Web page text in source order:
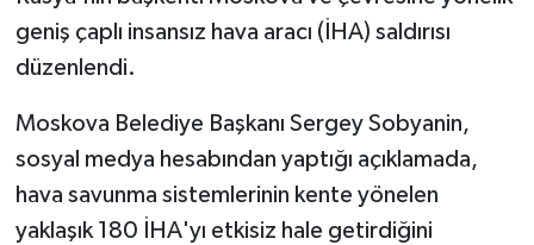
geniş çaplı insansız hava aracı (İHA) saldırısı
düzenlendi.
Moskova Belediye Başkanı Sergey Sobyanin,
sosyal medya hesabından yaptığı açıklamada,
hava savunma sistemlerinin kente yönelen
yaklaşık 180 İHA'yı etkisiz hale getirdiğini